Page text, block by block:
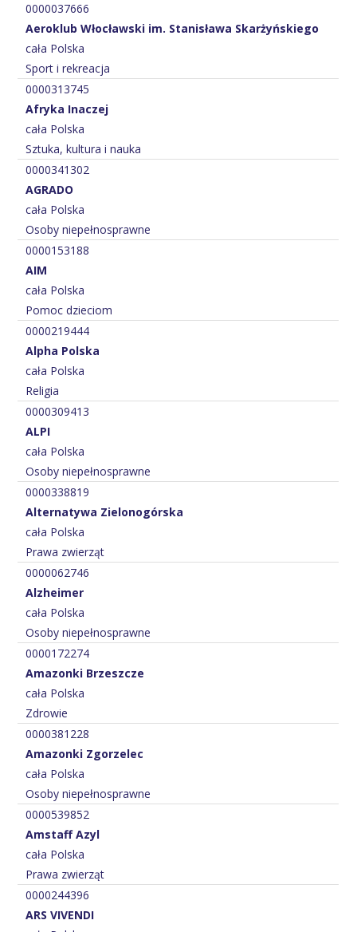
0000037666
Aeroklub Włocławski im. Stanisława Skarżyńskiego
cała Polska
Sport i rekreacja
0000313745
Afryka Inaczej
cała Polska
Sztuka, kultura i nauka
0000341302
AGRADO
cała Polska
Osoby niepełnosprawne
0000153188
AIM
cała Polska
Pomoc dzieciom
0000219444
Alpha Polska
cała Polska
Religia
0000309413
ALPI
cała Polska
Osoby niepełnosprawne
0000338819
Alternatywa Zielonogórska
cała Polska
Prawa zwierząt
0000062746
Alzheimer
cała Polska
Osoby niepełnosprawne
0000172274
Amazonki Brzeszcze
cała Polska
Zdrowie
0000381228
Amazonki Zgorzelec
cała Polska
Osoby niepełnosprawne
0000539852
Amstaff Azyl
cała Polska
Prawa zwierząt
0000244396
ARS VIVENDI